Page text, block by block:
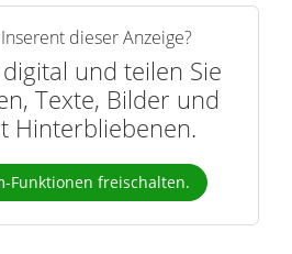
dieser Anzeige?
und teilen Sie
Texte, Bilder und
Hinterbliebenen.
Funktionen freischalten.